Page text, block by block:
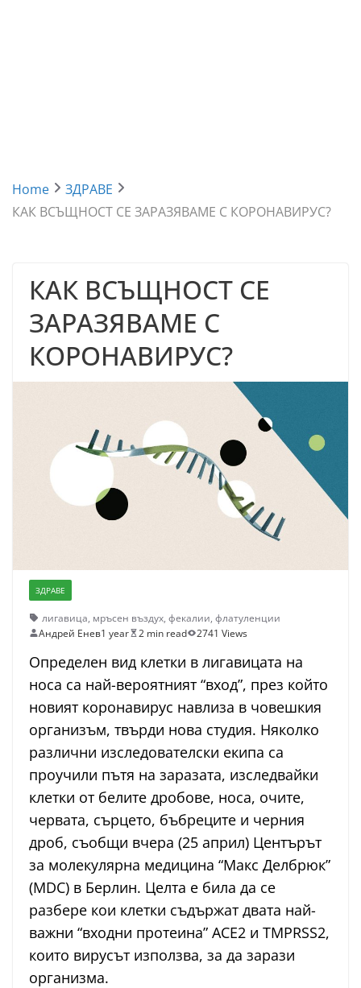
Home
ЗДРАВЕ
КАК ВСЪЩНОСТ СЕ ЗАРАЗЯВАМЕ С КОРОНАВИРУС?
КАК ВСЪЩНОСТ СЕ
ЗАРАЗЯВАМЕ С
КОРОНАВИРУС?
ЗДРАВЕ
лигавица, мръсен въздух, фекалии, флатуленции
Андрей Енев1 year 2 min read 2741 Views
Определен вид клетки в лигавицата на
носа са най-вероятният “вход”, през който
новият коронавирус навлиза в човешкия
организъм, твърди нова студия. Няколко
различни изследователски екипа са
проучили пътя на заразата, изследвайки
клетки от белите дробове, носа, очите,
червата, сърцето, бъбреците и черния
дроб, съобщи вчера (25 април) Центърът
за молекулярна медицина “Макс Делбрюк”
(MDC) в Берлин. Целта е била да се
разбере кои клетки съдържат двата най-
важни “входни протеина” ACE2 и TMPRSS2,
които вирусът използва, за да зарази
организма.